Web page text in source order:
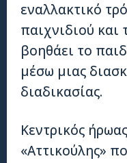
εναλλακτικό
παιχνιδιού και
βοηθάει το
μέσω μιας
διαδικασίας.
Κεντρικός
«Αττικούλης»